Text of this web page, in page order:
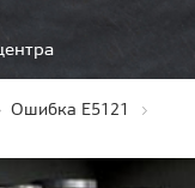
Ошибка E5121